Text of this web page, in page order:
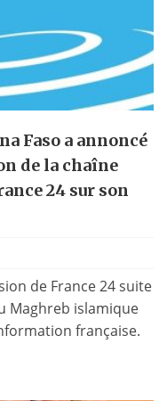
Faso a annoncé
de la chaîne
24 sur son
de France 24 suite
Maghreb islamique
française.